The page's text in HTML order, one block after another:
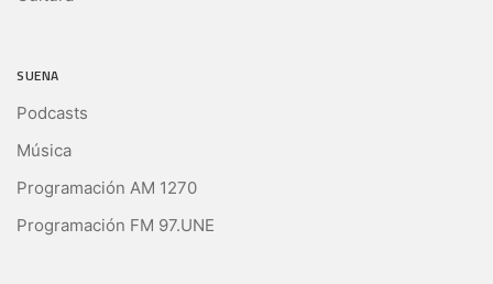
SUENA
Podcasts
Música
Programación AM 1270
Programación FM 97.UNE